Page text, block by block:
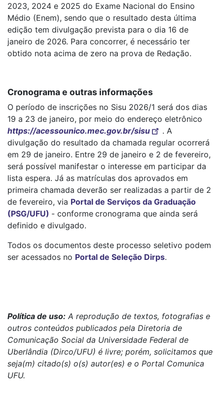
2023, 2024 e 2025 do Exame Nacional do Ensino
Médio (Enem), sendo que o resultado desta última
edição tem divulgação prevista para o dia 16 de
janeiro de 2026. Para concorrer, é necessário ter
obtido nota acima de zero na prova de Redação.
Cronograma e outras informações
O período de inscrições no Sisu 2026/1 será dos dias
19 a 23 de janeiro, por meio do endereço eletrônico
https://acessounico.mec.gov.br/sisu
. A
divulgação do resultado da chamada regular ocorrerá
em 29 de janeiro. Entre 29 de janeiro e 2 de fevereiro,
será possível manifestar o interesse em participar da
lista espera. Já as matrículas dos aprovados em
primeira chamada deverão ser realizadas a partir de 2
de fevereiro, via Portal de Serviços da Graduação
(PSG/UFU) - conforme cronograma que ainda será
definido e divulgado.
Todos os documentos deste processo seletivo podem
ser acessados no Portal de Seleção Dirps.
Política de uso: A reprodução de textos, fotografias e
outros conteúdos publicados pela Diretoria de
Comunicação Social da Universidade Federal de
Uberlândia (Dirco/UFU) é livre; porém, solicitamos que
seja(m) citado(s) o(s) autor(es) e o Portal Comunica
UFU.